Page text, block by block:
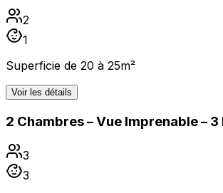
2
1
Superficie de 20 à 25m²
Voir les détails
2 Chambres – Vue Imprenable –
3
3